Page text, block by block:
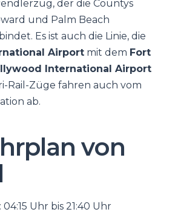
der die Countys
und Palm Beach
Es ist auch die Linie, die
Airport mit dem Fort
International Airport
Rail-Züge fahren auch vom
ab.
von
Uhr bis 21:40 Uhr